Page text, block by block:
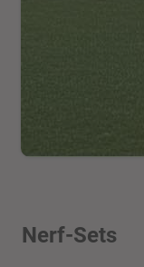
Nerf-Sets